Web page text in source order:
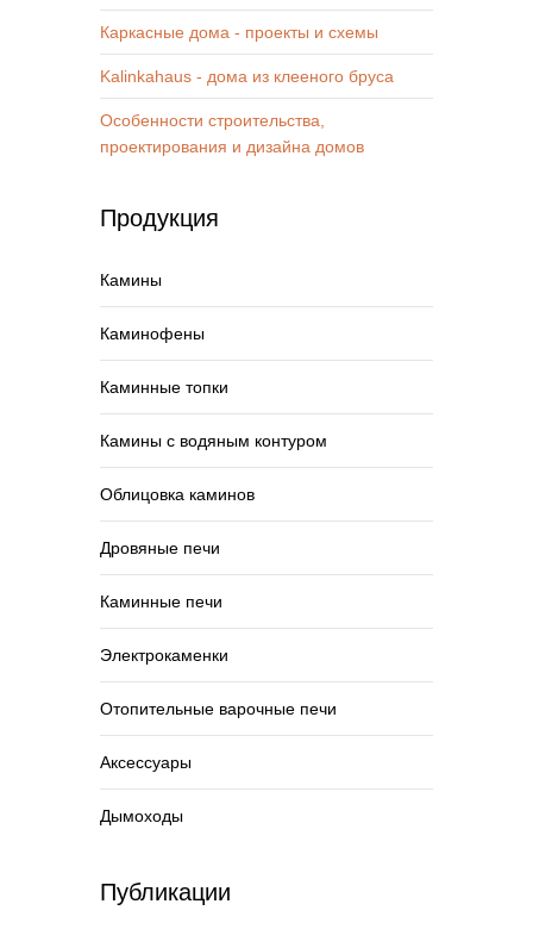
Каркасные дома - проекты и схемы
Kalinkahaus - дома из клееного бруса
Особенности строительства,
проектирования и дизайна домов
Продукция
Камины
Каминофены
Каминные топки
Камины с водяным контуром
Облицовка каминов
Дровяные печи
Каминные печи
Электрокаменки
Отопительные варочные печи
Аксессуары
Дымоходы
Публикации